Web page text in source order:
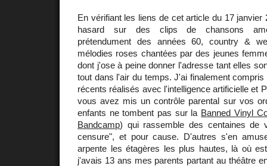
En vérifiant les liens de cet article du 17 janvier
hasard sur des clips de chansons
prétendument des années 60, country &
mélodies roses chantées par des jeunes
dont j'ose à peine donner l'adresse tant elles
tout dans l'air du temps. J'ai finalement
récents réalisés avec l'intelligence artificielle et
vous avez mis un contrôle parental sur vos
enfants ne tombent pas sur la Banned Vinyl
Bandcamp) qui rassemble des centaines de
censure", et pour cause. D'autres s'en
arpente les étagères les plus hautes, là où
j'avais 13 ans mes parents partant au théâtre